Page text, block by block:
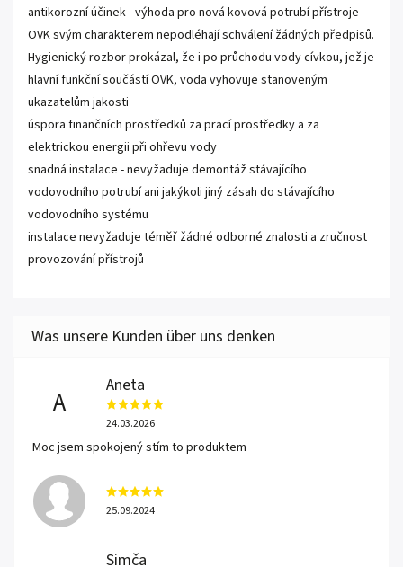
antikorozní účinek - výhoda pro nová kovová potrubí přístroje
OVK svým charakterem nepodléhají schválení žádných předpisů.
Hygienický rozbor prokázal, že i po průchodu vody cívkou, jež je
hlavní funkční součástí OVK, voda vyhovuje stanoveným
ukazatelům jakosti
úspora finančních prostředků za prací prostředky a za
elektrickou energii při ohřevu vody
snadná instalace - nevyžaduje demontáž stávajícího
vodovodního potrubí ani jakýkoli jiný zásah do stávajícího
vodovodního systému
instalace nevyžaduje téměř žádné odborné znalosti a zručnost
provozování přístrojů
A
Aneta
24.03.2026
Moc jsem spokojený stím to produktem
25.09.2024
Simča